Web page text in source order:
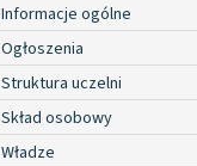
Informacje ogólne
Ogłoszenia
Struktura uczelni
Skład osobowy
Władze